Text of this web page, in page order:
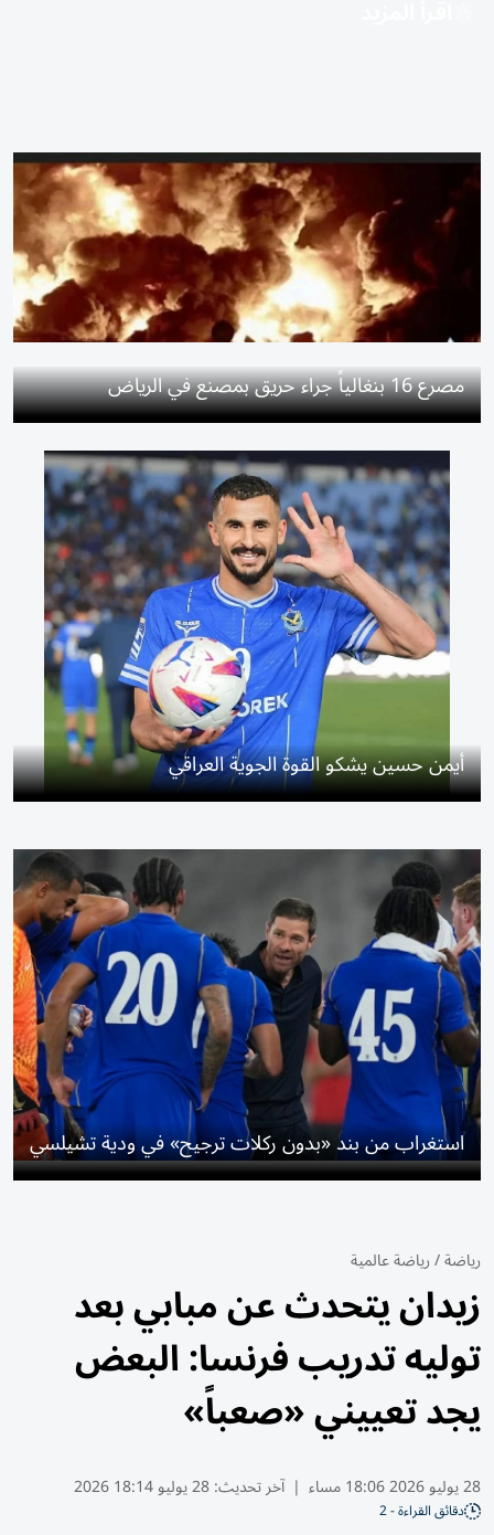
مصرع 16 بنغالياً جراء حريق بمصنع في الرياض
أيمن حسين يشكو القوة الجوية العراقي
استغراب من بند «بدون ركلات ترجيح» في ودية تشيلسي
رياضة/رياضة عالمية
زيدان يتحدث عن مبابي بعد
توليه تدريب فرنسا: البعض
يجد تعييني «صعباً»
28 يوليو 2026 18:06 مساء | آخر تحديث:28 يوليو 18:14 2026
دقائق القراءة - 2